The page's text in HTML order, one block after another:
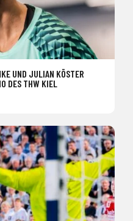
UND JULIAN KÖSTER
DES THW KIEL